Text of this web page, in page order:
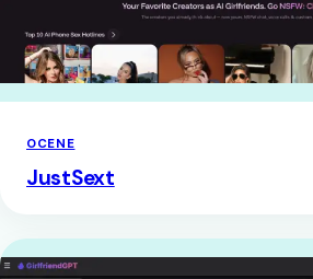
OCENE
JustSext